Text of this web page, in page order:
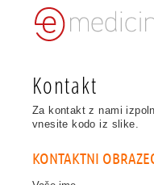
Kontakt
Za kontakt z nami
vnesite kodo iz slike.
KONTAKTNI